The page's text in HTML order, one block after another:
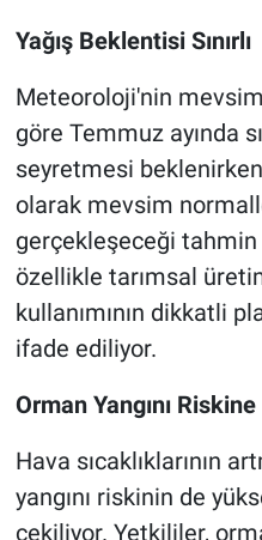
Yağış Beklentisi Sınırlı
Meteoroloji'nin
göre Temmuz ayında
seyretmesi
olarak mevsim
gerçekleşeceği
özellikle tarımsal
kullanımının dikkatli
ifade ediliyor.
Orman Yangını Riskine
Hava sıcaklıklarının
yangını riskinin de
çekiliyor. Yetkililer,